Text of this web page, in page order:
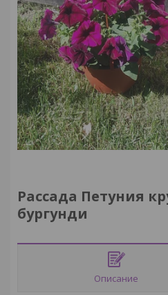
Рассада Петуния
бургунди
Описание